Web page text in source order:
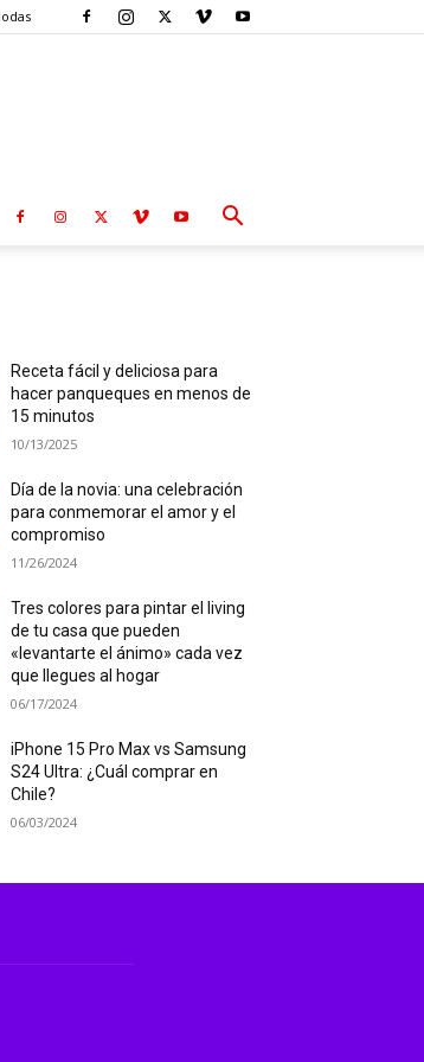
Receta fácil y deliciosa para
hacer panqueques en menos de
15 minutos
10/13/2025
Día de la novia: una celebración
para conmemorar el amor y el
compromiso
11/26/2024
Tres colores para pintar el living
de tu casa que pueden
«levantarte el ánimo» cada vez
que llegues al hogar
06/17/2024
iPhone 15 Pro Max vs Samsung
S24 Ultra: ¿Cuál comprar en
Chile?
06/03/2024